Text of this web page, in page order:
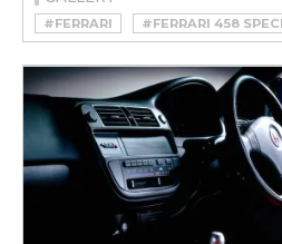
#FERRARI #FERRARI 458